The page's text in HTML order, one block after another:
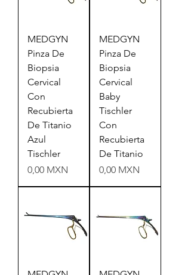
MEDGYN
Pinza De
Biopsia
Cervical
Con
Recubierta
De Titanio
Azul
Tischler
Precio
0,00 MXN
MEDGYN
Pinza De
Biopsia
Cervical
Baby
Tischler
Con
Recubierta
De Titanio
Precio
0,00 MXN